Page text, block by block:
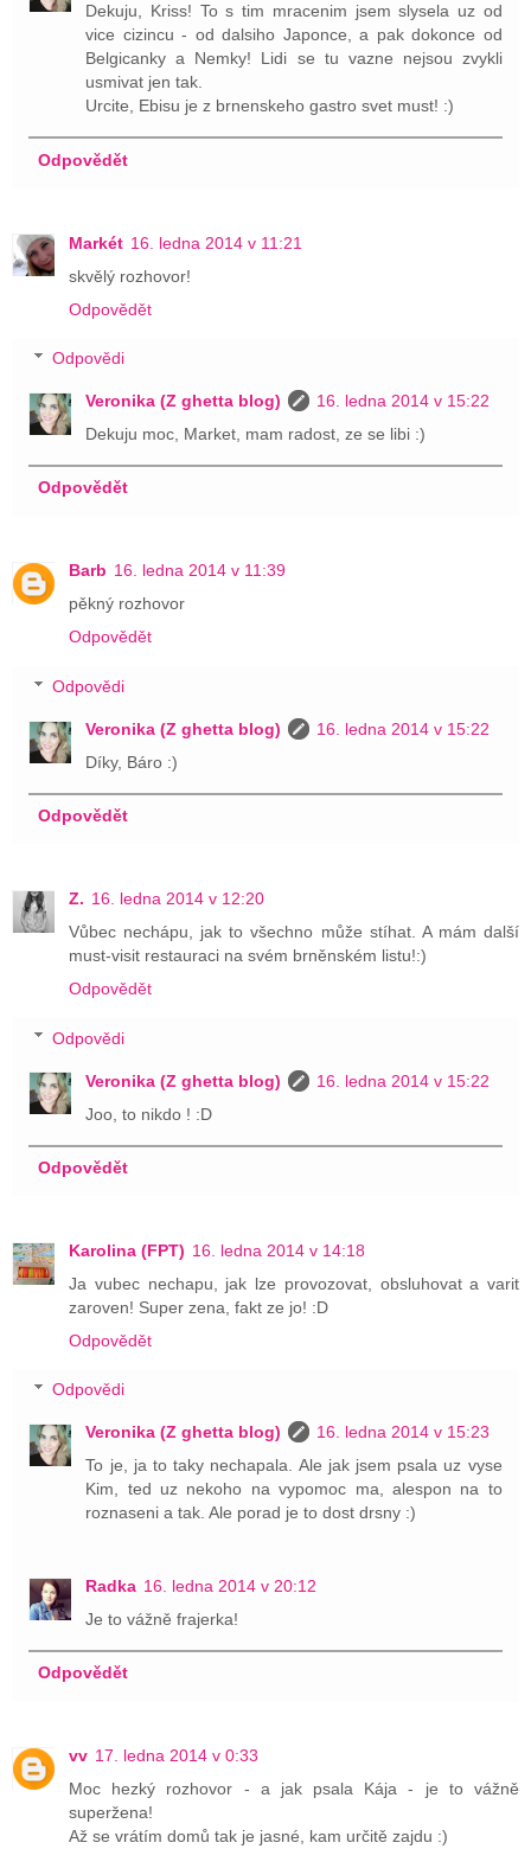
Dekuju, Kriss! To s tim mracenim jsem slysela uz od
vice cizincu - od dalsiho Japonce, a pak dokonce od
Belgicanky a Nemky! Lidi se tu vazne nejsou zvykli
usmivat jen tak.
Urcite, Ebisu je z brnenskeho gastro svet must! :)
Odpovědět
Markét 16. ledna 2014 v 11:21
skvělý rozhovor!
Odpovědět
Odpovědi
Veronika (Z ghetta blog)
16. ledna 2014 v 15:22
Dekuju moc, Market, mam radost, ze se libi :)
Odpovědět
Barb 16. ledna 2014 v 11:39
pěkný rozhovor
Odpovědět
Odpovědi
Veronika (Z ghetta blog)
16. ledna 2014 v 15:22
Díky, Báro :)
Odpovědět
Z. 16. ledna 2014 v 12:20
Vůbec nechápu, jak to všechno může stíhat. A mám další
must-visit restauraci na svém brněnském listu!:)
Odpovědět
Odpovědi
Veronika (Z ghetta blog)
16. ledna 2014 v 15:22
Joo, to nikdo ! :D
Odpovědět
Karolina (FPT) 16. ledna 2014 v 14:18
Ja vubec nechapu, jak lze provozovat, obsluhovat a varit
zaroven! Super zena, fakt ze jo! :D
Odpovědět
Odpovědi
Veronika (Z ghetta blog)
16. ledna 2014 v 15:23
To je, ja to taky nechapala. Ale jak jsem psala uz vyse
Kim, ted uz nekoho na vypomoc ma, alespon na to
roznaseni a tak. Ale porad je to dost drsny :)
Radka 16. ledna 2014 v 20:12
Je to vážně frajerka!
Odpovědět
vv 17. ledna 2014 v 0:33
Moc hezký rozhovor - a jak psala Kája - je to vážně
superžena!
Až se vrátím domů tak je jasné, kam určitě zajdu :)